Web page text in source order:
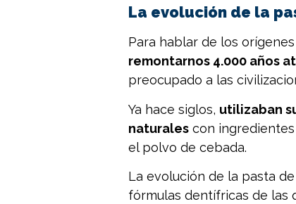
La evolución de la
Para hablar de los
remontarnos 4.000 años
preocupado a las
Ya hace siglos, utilizaban
naturales con
el polvo de cebada.
La evolución de la pasta
fórmulas dentífricas de las